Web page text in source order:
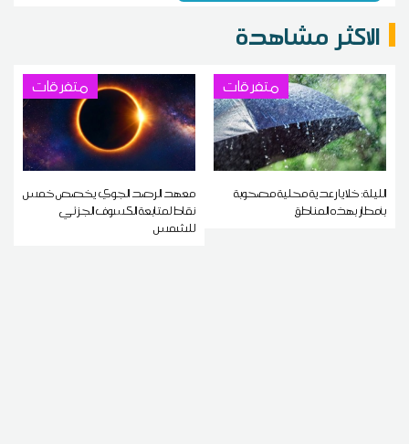
الاكثر مشاهدة
متفرقات
الليلة: خلايا رعدية محلية مصحوبة
بأمطار بهذه المناطق
متفرقات
معهد الرصد الجوي يخصص خمس
نقاط لمتابعة الكسوف الجزئي
للشمس